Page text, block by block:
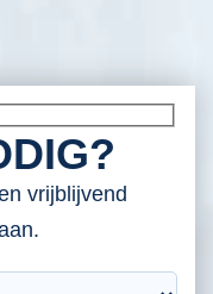
vrijblijvend